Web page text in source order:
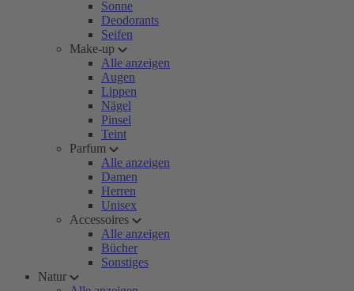
Sonne
Deodorants
Seifen
Make-up
Alle anzeigen
Augen
Lippen
Nägel
Pinsel
Teint
Parfum
Alle anzeigen
Damen
Herren
Unisex
Accessoires
Alle anzeigen
Bücher
Sonstiges
Natur